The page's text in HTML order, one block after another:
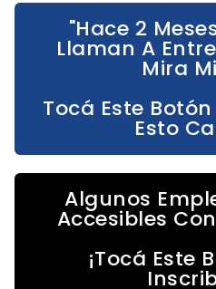
"Hace 2
Llaman A
Mira
Tocá Este
Esto
Algunos
Accesibles
¡Tocá Este